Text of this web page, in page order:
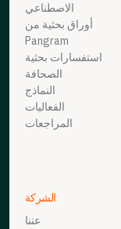
الاصطناعي
أوراق بحثية من
Pangram
استفسارات بحثية
الصحافة
النماذج
الفعاليات
المراجعات
الشركة
عننا